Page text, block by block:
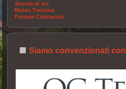
Scuola di sci
Meteo Trentino
Funivie Catinaccio
Siamo convenzionati con